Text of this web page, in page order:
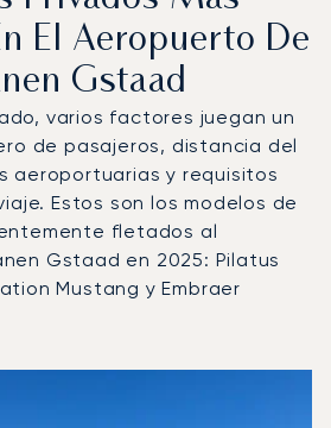
El Aeropuerto De
Gstaad
varios factores juegan un
de pasajeros, distancia del
aeroportuarias y requisitos
Estos son los modelos de
fletados al
Gstaad en 2025: Pilatus
Mustang y Embraer